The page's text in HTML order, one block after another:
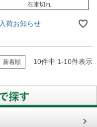
在庫切れ
入荷お知らせ
新着順 10件中 1-10件表示